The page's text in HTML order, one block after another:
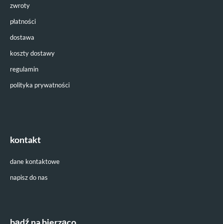
zwroty
płatności
dostawa
koszty dostawy
regulamin
polityka prywatności
kontakt
dane kontaktowe
napisz do nas